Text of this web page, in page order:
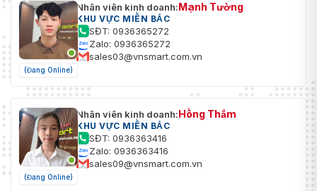
(Đang Online)
Nhân viên kinh doanh:Mạnh Tường
KHU VỰC MIỀN BẮC
SĐT: 0936365272
Zalo: 0936365272
sales03@vnsmart.com.vn
(Đang Online)
Nhân viên kinh doanh:Hồng Thắm
KHU VỰC MIỀN BẮC
SĐT: 0936363416
Zalo: 0936363416
sales09@vnsmart.com.vn